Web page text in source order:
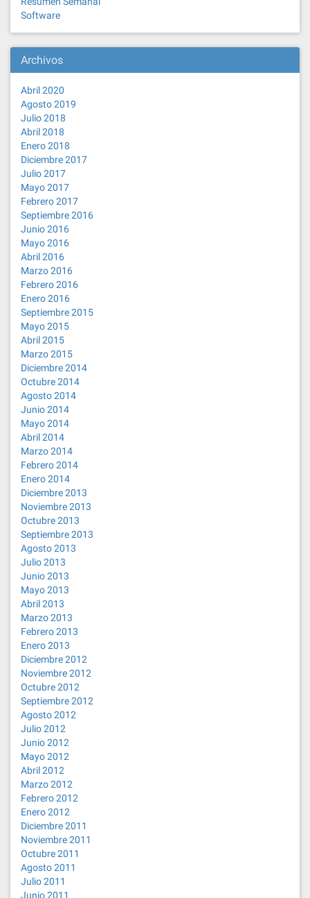
Software
Archivos
Abril 2020
Agosto 2019
Julio 2018
Abril 2018
Enero 2018
Diciembre 2017
Julio 2017
Mayo 2017
Febrero 2017
Septiembre 2016
Junio 2016
Mayo 2016
Abril 2016
Marzo 2016
Febrero 2016
Enero 2016
Septiembre 2015
Mayo 2015
Abril 2015
Marzo 2015
Diciembre 2014
Octubre 2014
Agosto 2014
Junio 2014
Mayo 2014
Abril 2014
Marzo 2014
Febrero 2014
Enero 2014
Diciembre 2013
Noviembre 2013
Octubre 2013
Septiembre 2013
Agosto 2013
Julio 2013
Junio 2013
Mayo 2013
Abril 2013
Marzo 2013
Febrero 2013
Enero 2013
Diciembre 2012
Noviembre 2012
Octubre 2012
Septiembre 2012
Agosto 2012
Julio 2012
Junio 2012
Mayo 2012
Abril 2012
Marzo 2012
Febrero 2012
Enero 2012
Diciembre 2011
Noviembre 2011
Octubre 2011
Agosto 2011
Julio 2011
Junio 2011